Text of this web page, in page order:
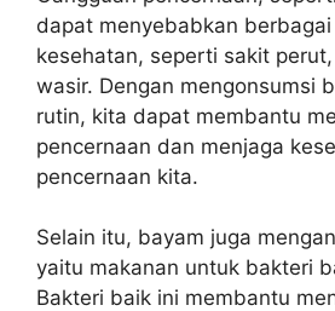
dapat menyebabkan berbagai
kesehatan, seperti sakit
wasir. Dengan mengonsumsi
rutin, kita dapat membantu
pencernaan dan menjaga
pencernaan kita.
Selain itu, bayam juga
yaitu makanan untuk bakteri
Bakteri baik ini membantu